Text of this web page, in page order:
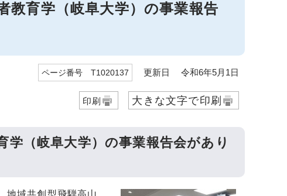
育学（岐阜大学）の事業報告
ページ番号 T1020137 更新日 令和6年5月1日
印刷 大きな文字で印刷
（岐阜大学）の事業報告会があり
地域共創型飛騨高山